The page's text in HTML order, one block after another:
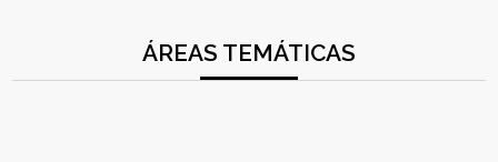
ÁREAS TEMÁTICAS